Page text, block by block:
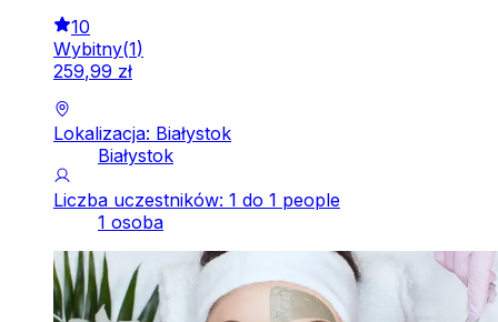
10
Wybitny(1)
259,99 zł
Lokalizacja: Białystok
Białystok
Liczba uczestników: 1 do 1 people
1 osoba